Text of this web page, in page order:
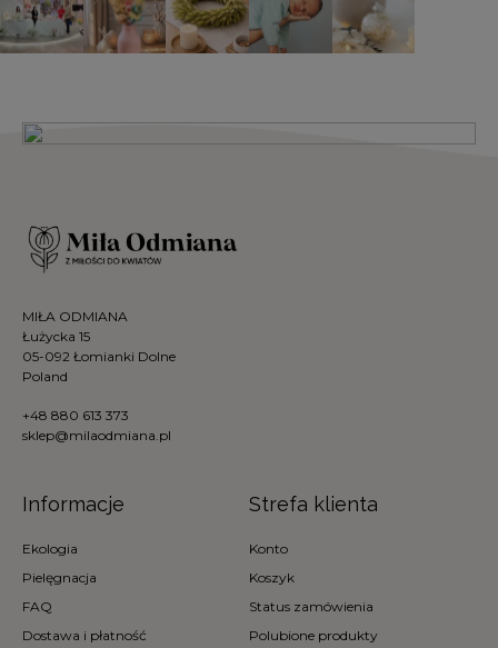
MIŁA ODMIANA
Łużycka 15
05-092 Łomianki Dolne
Poland
+48 880 613 373
sklep@milaodmiana.pl
Informacje
Ekologia
Pielęgnacja
FAQ
Dostawa i płatność
Strefa klienta
Konto
Koszyk
Status zamówienia
Polubione produkty